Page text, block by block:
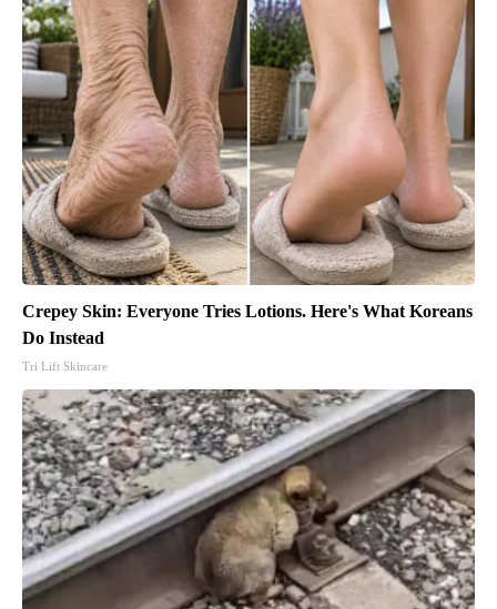
Crepey Skin: Everyone Tries Lotions. Here's What Koreans
Do Instead
Tri Lift Skincare